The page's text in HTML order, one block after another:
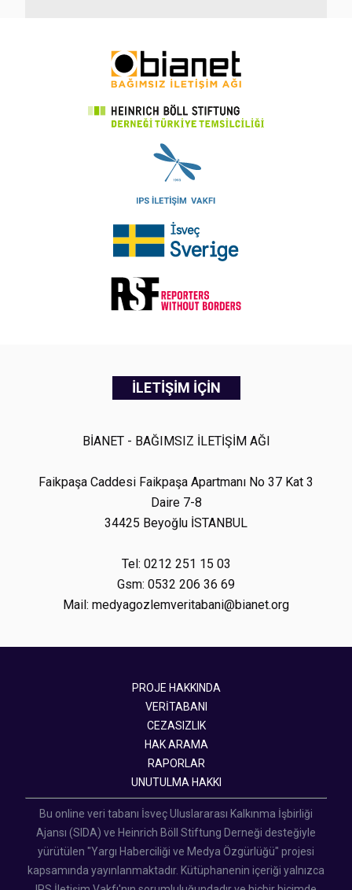
İLETİŞİM İÇİN
BİANET - BAĞIMSIZ İLETİŞİM AĞI
Faikpaşa Caddesi Faikpaşa Apartmanı No 37 Kat 3
Daire 7-8
34425 Beyoğlu İSTANBUL
Tel: 0212 251 15 03
Gsm: 0532 206 36 69
Mail: medyagozlemveritabani@bianet.org
PROJE HAKKINDA
VERİTABANI
CEZASIZLIK
HAK ARAMA
RAPORLAR
UNUTULMA HAKKI
Bu online veri tabanı İsveç Uluslararası Kalkınma İşbirliği
Ajansı (SIDA) ve Heinrich Böll Stiftung Derneği desteğiyle
yürütülen "Yargı Haberciliği ve Medya Özgürlüğü" projesi
kapsamında yayınlanmaktadır. Kütüphanenin içeriği yalnızca